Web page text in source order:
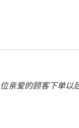
亲爱的顾客下单以